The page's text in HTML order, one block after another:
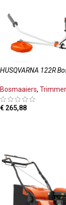
HUSQVARNA 122R
Bosmaaiers,
€ 265,88